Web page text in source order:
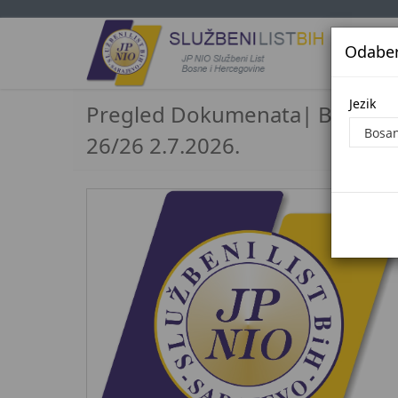
Jezik
Pregled Dokumenata| Broj
26/26 2.7.2026.